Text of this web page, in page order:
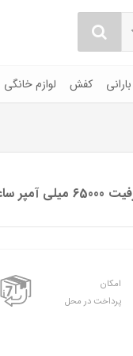
کفش لوازم خانگی
امکان
پرداخت در محل